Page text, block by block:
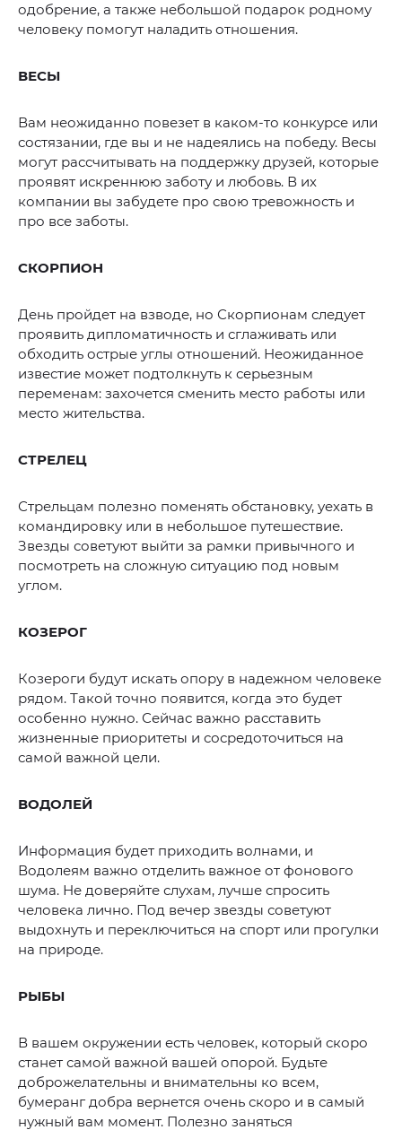
одобрение, а также небольшой подарок родному
человеку помогут наладить отношения.
ВЕСЫ
Вам неожиданно повезет в каком-то конкурсе или
состязании, где вы и не надеялись на победу. Весы
могут рассчитывать на поддержку друзей, которые
проявят искреннюю заботу и любовь. В их
компании вы забудете про свою тревожность и
про все заботы.
СКОРПИОН
День пройдет на взводе, но Скорпионам следует
проявить дипломатичность и сглаживать или
обходить острые углы отношений. Неожиданное
известие может подтолкнуть к серьезным
переменам: захочется сменить место работы или
место жительства.
СТРЕЛЕЦ
Стрельцам полезно поменять обстановку, уехать в
командировку или в небольшое путешествие.
Звезды советуют выйти за рамки привычного и
посмотреть на сложную ситуацию под новым
углом.
КОЗЕРОГ
Козероги будут искать опору в надежном человеке
рядом. Такой точно появится, когда это будет
особенно нужно. Сейчас важно расставить
жизненные приоритеты и сосредоточиться на
самой важной цели.
ВОДОЛЕЙ
Информация будет приходить волнами, и
Водолеям важно отделить важное от фонового
шума. Не доверяйте слухам, лучше спросить
человека лично. Под вечер звезды советуют
выдохнуть и переключиться на спорт или прогулки
на природе.
РЫБЫ
В вашем окружении есть человек, который скоро
станет самой важной вашей опорой. Будьте
доброжелательны и внимательны ко всем,
бумеранг добра вернется очень скоро и в самый
нужный вам момент. Полезно заняться